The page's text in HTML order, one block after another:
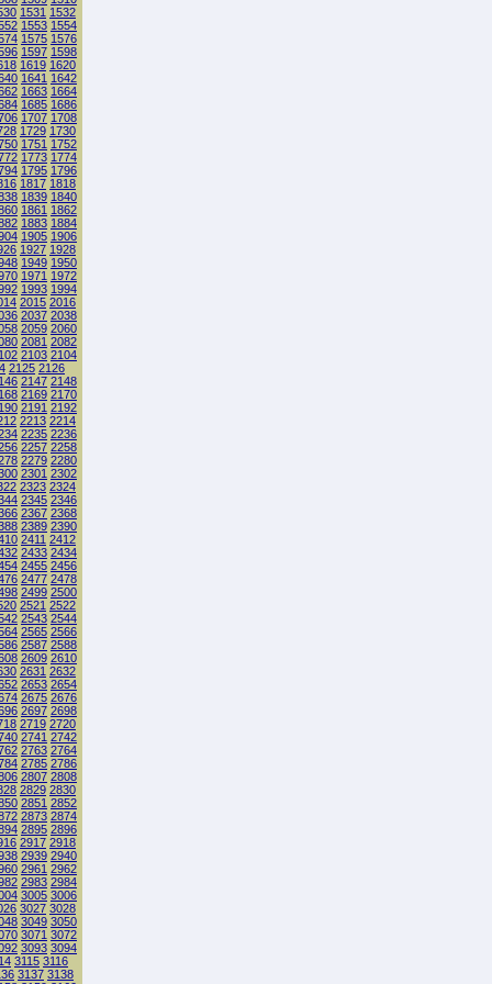
1531 1532
1553 1554
1575 1576
1597 1598
1619 1620
1641 1642
1663 1664
1685 1686
1707 1708
1729 1730
1751 1752
1773 1774
1795 1796
1817 1818
1839 1840
1861 1862
1883 1884
1905 1906
1927 1928
1949 1950
1971 1972
1993 1994
2015 2016
2037 2038
2059 2060
2081 2082
2103 2104
2125 2126
2147 2148
2169 2170
2191 2192
2213 2214
2235 2236
2257 2258
2279 2280
2301 2302
2323 2324
2345 2346
2367 2368
2389 2390
2411 2412
2433 2434
2455 2456
2477 2478
2499 2500
2521 2522
2543 2544
2565 2566
2587 2588
2609 2610
2631 2632
2653 2654
2675 2676
2697 2698
2719 2720
2741 2742
2763 2764
2785 2786
2807 2808
2829 2830
2851 2852
2873 2874
2895 2896
2917 2918
2939 2940
2961 2962
2983 2984
3005 3006
3027 3028
3049 3050
3071 3072
3093 3094
3115 3116
3137 3138